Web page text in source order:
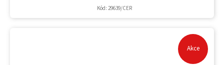
Kód: 29639/CER
Akce